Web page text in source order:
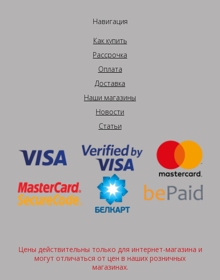
Навигация
Как купить
Рассрочка
Оплата
Доставка
Наши магазины
Новости
Статьи
Цены действительны только для интернет-магазина и
могут отличаться от цен в наших розничных
магазинах.